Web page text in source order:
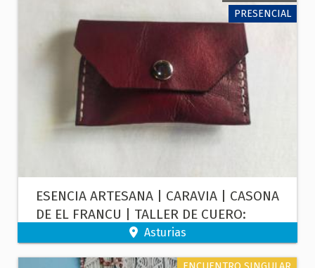
PRESENCIAL
ESENCIA ARTESANA | CARAVIA | CASONA
DE EL FRANCU | TALLER DE CUERO:
Asturias